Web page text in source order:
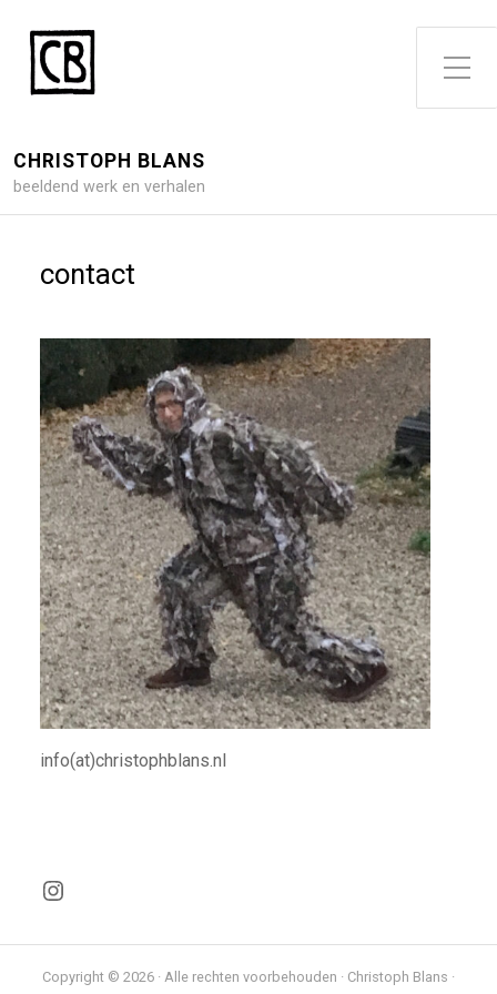
Toggle
CHRISTOPH BLANS
beeldend werk en verhalen
contact
info(at)christophblans.nl
Instagram
Copyright © 2026 · Alle rechten voorbehouden · Christoph Blans ·